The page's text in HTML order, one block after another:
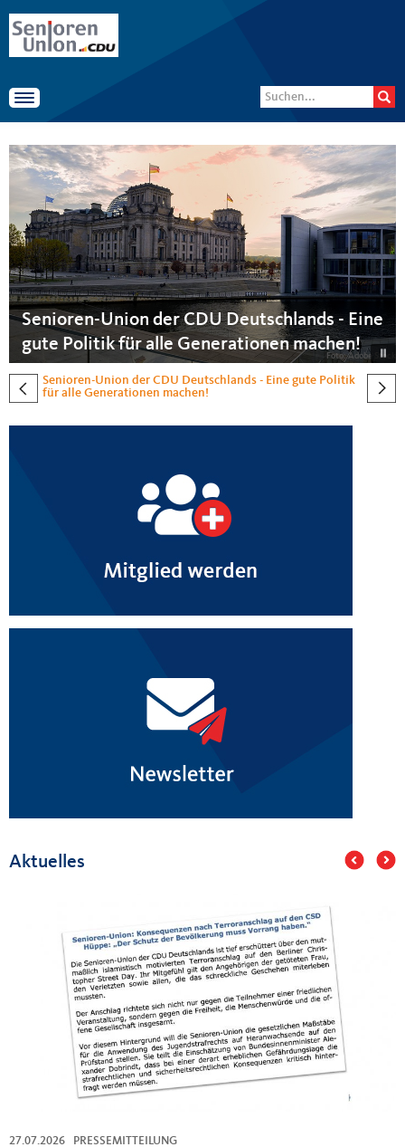
Deutschlands
Suchformular
Suche
Toggle navigation
Startseite
Foto: Adobe Stock
Senioren-Union der CDU Deutschlands - Eine
gute Politik für alle Generationen machen!
Senioren-Union der CDU Deutschlands - Eine gute Politik
für alle Generationen machen!
Aktuelles
27.07.2026 PRESSEMITTEILUNG